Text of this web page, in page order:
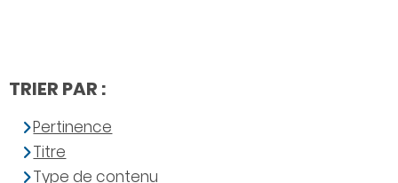
TRIER PAR :
Pertinence
Titre
Type de contenu